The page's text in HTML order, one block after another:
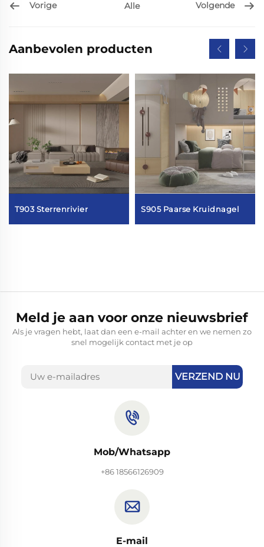
Vorige Alle Volgende
Aanbevolen producten
T903 Sterrenrivier S905 Paarse Kruidnagel
Meld je aan voor onze nieuwsbrief
Als je vragen hebt, laat dan een e-mail achter en we nemen zo
snel mogelijk contact met je op
VERZEND NU
Mob/Whatsapp
+86 18566126909
E-mail